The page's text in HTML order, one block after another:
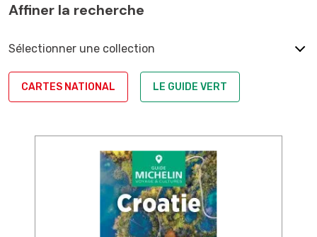
Affiner la recherche
Sélectionner une collection
CARTES NATIONAL LE GUIDE VERT